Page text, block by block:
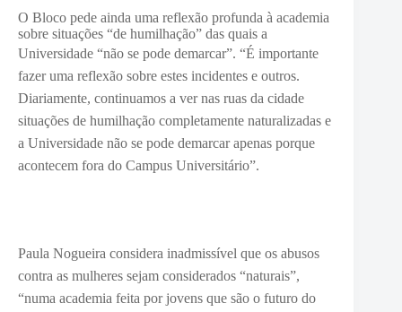
O Bloco pede ainda uma reflexão profunda à academia
sobre situações “de humilhação” das quais a
Universidade “não se pode demarcar”. “É importante
fazer uma reflexão sobre estes incidentes e outros.
Diariamente, continuamos a ver nas ruas da cidade
situações de humilhação completamente naturalizadas e
a Universidade não se pode demarcar apenas porque
acontecem fora do Campus Universitário”.
Paula Nogueira considera inadmissível que os abusos
contra as mulheres sejam considerados “naturais”,
“numa academia feita por jovens que são o futuro do